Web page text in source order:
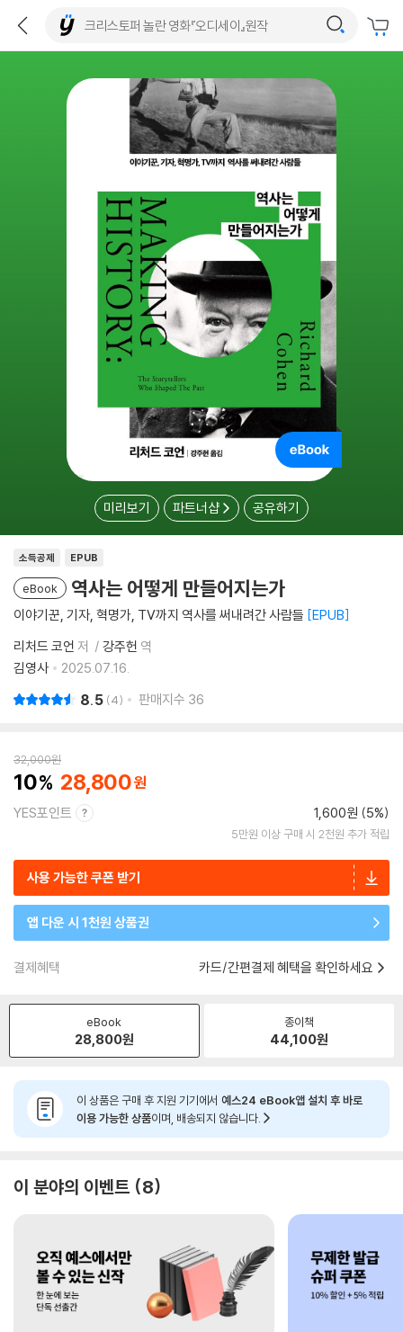
미리보기 파트너샵 공유하기
소득공제 EPUB
eBook 역사는 어떻게 만들어지는가
이야기꾼, 기자, 혁명가, TV까지 역사를 써내려간 사람들 EPUB
리처드 코언 저 강주헌 역
김영사
2025.07.16.
8.5 4 판매지수 36
32,000원
10 28,800
YES포인트 1,600원 (5%)
5만원 이상 구매 시 2천원 추가 적립
사용 가능한 쿠폰 받기
앱 다운 시 1천원 상품권
결제혜택 카드/간편결제 혜택을 확인하세요
eBook
28,800원
종이책
44,100원
이 상품은 구매 후 지원 기기에서 예스24 eBook앱 설치 후 바로
이용 가능한 상품이며, 배송되지 않습니다.
이 분야의 이벤트 8